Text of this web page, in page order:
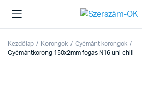
Kezdőlap Korongok
Gyémánt korongok
Gyémántkorong 150x2mm fogas N16 uni chili